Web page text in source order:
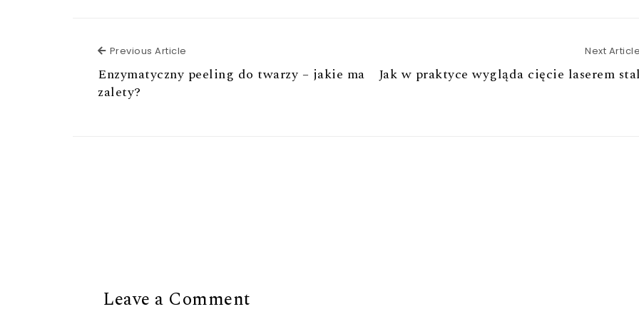
Previous Article
Enzymatyczny peeling do twarzy – jakie ma
zalety?
Next Article
Jak w praktyce wygląda cięcie laserem
Leave a Comment